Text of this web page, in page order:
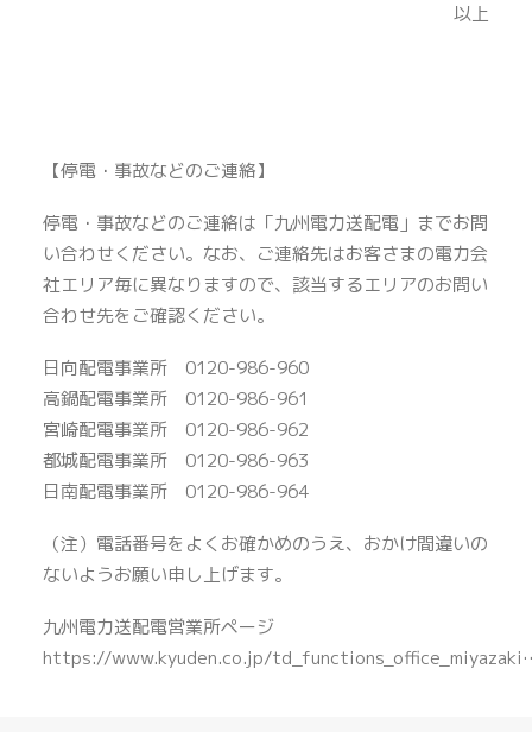
以上
【停電・事故などのご連絡】
停電・事故などのご連絡は「九州電力送配電」までお問
い合わせください。なお、ご連絡先はお客さまの電力会
社エリア毎に異なりますので、該当するエリアのお問い
合わせ先をご確認ください。
日向配電事業所 0120-986-960
高鍋配電事業所 0120-986-961
宮崎配電事業所 0120-986-962
都城配電事業所 0120-986-963
日南配電事業所 0120-986-964
（注）電話番号をよくお確かめのうえ、おかけ間違いの
ないようお願い申し上げます。
九州電力送配電営業所ページ
https://www.kyuden.co.jp/